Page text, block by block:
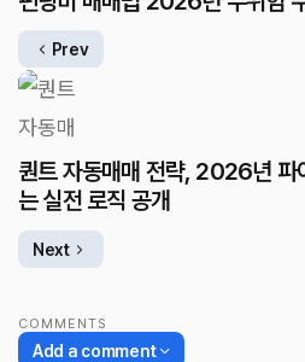
Prev
퀀트 자동매매 전략, 2026년 파
는 실전 로직 공개
Next
COMMENTS
Add a comment